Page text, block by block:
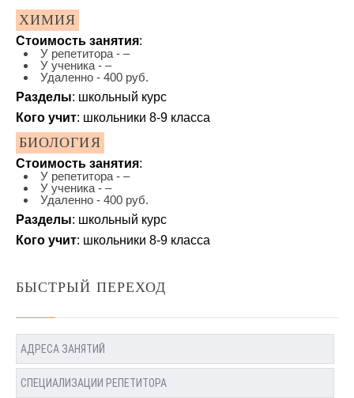
ХИМИЯ
Стоимость занятия:
У репетитора - –
У ученика - –
Удаленно - 400 руб.
Разделы: школьный курс
Кого учит: школьники 8-9 класса
БИОЛОГИЯ
Стоимость занятия:
У репетитора - –
У ученика - –
Удаленно - 400 руб.
Разделы: школьный курс
Кого учит: школьники 8-9 класса
БЫСТРЫЙ ПЕРЕХОД
АДРЕСА ЗАНЯТИЙ
СПЕЦИАЛИЗАЦИИ РЕПЕТИТОРА